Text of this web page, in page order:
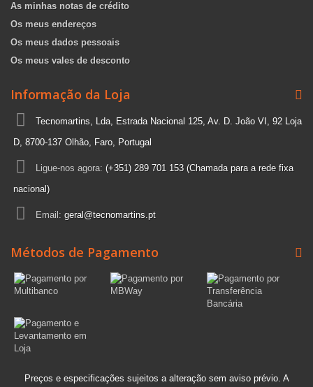
As minhas notas de crédito
Os meus endereços
Os meus dados pessoais
Os meus vales de desconto
Informação da Loja
Tecnomartins, Lda, Estrada Nacional 125, Av. D. João VI, 92 Loja
D, 8700-137 Olhão, Faro, Portugal
Ligue-nos agora: (+351) 289 701 153 (Chamada para a rede fixa
nacional)
Email: geral@tecnomartins.pt
Métodos de Pagamento
Preços e especificações sujeitos a alteração sem aviso prévio. A